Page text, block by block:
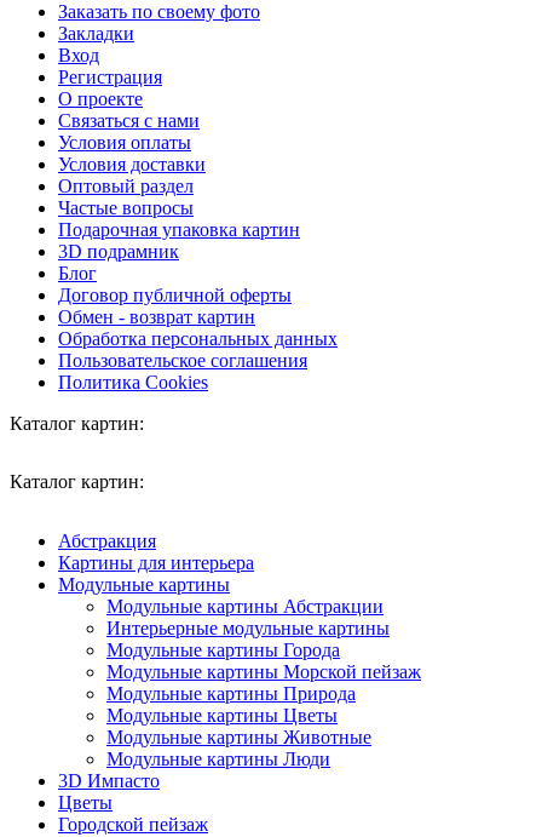
Заказать по своему фото
Закладки
Вход
Регистрация
О проекте
Связаться с нами
Условия оплаты
Условия доставки
Оптовый раздел
Частые вопросы
Подарочная упаковка картин
3D подрамник
Блог
Договор публичной оферты
Обмен - возврат картин
Обработка персональных данных
Пользовательское соглашения
Политика Cookies
Каталог картин:
Каталог картин:
Абстракция
Картины для интерьера
Модульные картины
Модульные картины Абстракции
Интерьерные модульные картины
Модульные картины Города
Модульные картины Морской пейзаж
Модульные картины Природа
Модульные картины Цветы
Модульные картины Животные
Модульные картины Люди
3D Импасто
Цветы
Городской пейзаж